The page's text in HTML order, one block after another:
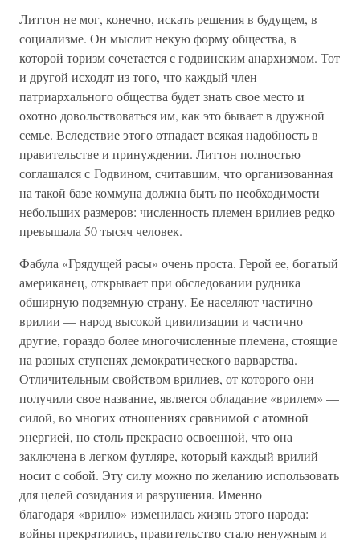
Литтон не мог, конечно, искать решения в будущем, в
социализме. Он мыслит некую форму общества, в
которой торизм сочетается с годвинским анархизмом. Тот
и другой исходят из того, что каждый член
патриархального общества будет знать свое место и
охотно довольствоваться им, как это бывает в дружной
семье. Вследствие этого отпадает всякая надобность в
правительстве и принуждении. Литтон полностью
соглашался с Годвином, считавшим, что организованная
на такой базе коммуна должна быть по необходимости
небольших размеров: численность племен врилиев редко
превышала 50 тысяч человек.
Фабула «Грядущей расы» очень проста. Герой ее, богатый
американец, открывает при обследовании рудника
обширную подземную страну. Ее населяют частично
врилии — народ высокой цивилизации и частично
другие, гораздо более многочисленные племена, стоящие
на разных ступенях демократического варварства.
Отличительным свойством врилиев, от которого они
получили свое название, является обладание «врилем» —
силой, во многих отношениях сравнимой с атомной
энергией, но столь прекрасно освоенной, что она
заключена в легком футляре, который каждый врилий
носит с собой. Эту силу можно по желанию использовать
для целей созидания и разрушения. Именно
благодаря «врилю» изменилась жизнь этого народа:
войны прекратились, правительство стало ненужным и